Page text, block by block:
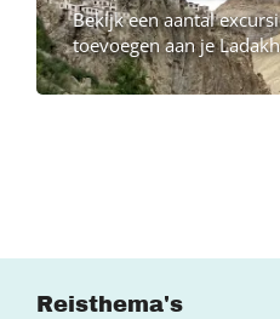
Bekijk een aantal
toevoegen aan je
Reisthema's